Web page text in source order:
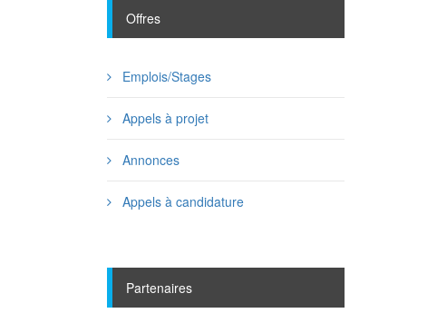
Offres
Emplois/Stages
Appels à projet
Annonces
Appels à candidature
Partenaires